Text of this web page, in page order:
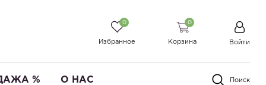
0
Избранное
0
Корзина Войти
% О НАС Поиск